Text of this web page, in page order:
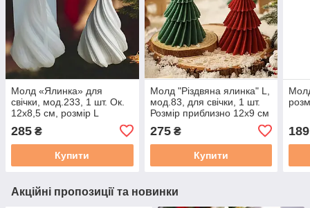
Молд «Ялинка» для
свічки, мод.233, 1 шт. Ок.
12х8,5 см, розмір L
285 ₴
Купити
Молд "Різдвяна ялинка" L,
мод.83, для свічки, 1 шт.
Розмір приблизно 12х9 см
275₴
Купити
189
Акційні пропозиції та новинки